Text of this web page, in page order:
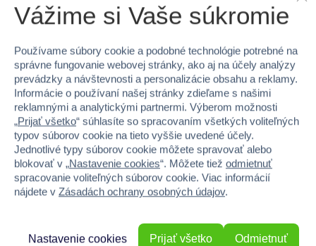
Doprava zadarmo pri
Viac ako 3 400
Špeciálne klubové ceny
Exkluzívne ponuky od partnerov
Prekvapenie
Vstúpiť do klubu
Vážime si Vaše súkromie
Používame súbory cookie a podobné technológie potrebné na
správne fungovanie webovej stránky, ako aj na účely analýzy
prevádzky a návštevnosti a personalizácie obsahu a reklamy.
Informácie o používaní našej stránky zdieľame s našimi
reklamnými a analytickými partnermi. Výberom možnosti
„Prijať všetko“ súhlasíte so spracovaním všetkých voliteľných
typov súborov cookie na tieto vyššie uvedené účely.
Jednotlivé typy súborov cookie môžete spravovať alebo
blokovať v „Nastavenie cookies“. Môžete tiež odmietnuť
spracovanie voliteľných súborov cookie. Viac informácií
nájdete v Zásadách ochrany osobných údajov.
Odmietnuť
Nastavenie cookies Prijať všetko